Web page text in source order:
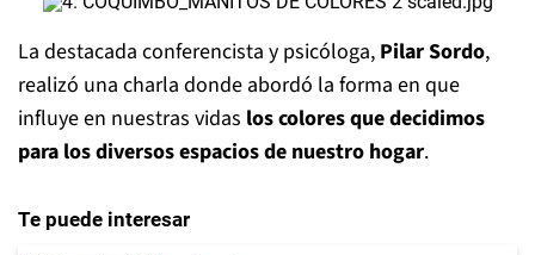
La destacada conferencista y psicóloga, Pilar Sordo,
realizó una charla donde abordó la forma en que
influye en nuestras vidas los colores que decidimos
para los diversos espacios de nuestro hogar.
Te puede interesar